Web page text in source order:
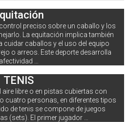
preciso sobre un caballo y los
La equitación implica también
cuidar caballos y el uso del equipo
o arreos. Este deporte desarrolla
afectividad …
TENIS
aire libre o en pistas cubiertas con
cuatro personas, en diferentes tipos
de tenis se compone de juegos
(sets). El primer jugador …